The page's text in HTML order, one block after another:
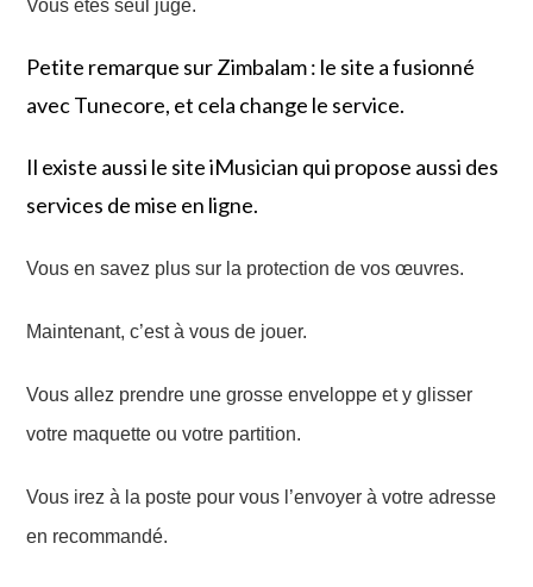
Vous êtes seul juge.
Petite remarque sur Zimbalam : le site a fusionné
avec Tunecore, et cela change le service.
Il existe aussi le site iMusician qui propose aussi des
services de mise en ligne.
Vous en savez plus sur la protection de vos œuvres.
Maintenant, c’est à vous de jouer.
Vous allez prendre une grosse enveloppe et y glisser
votre maquette ou votre partition.
Vous irez à la poste pour vous l’envoyerà votre adresse
en recommandé.